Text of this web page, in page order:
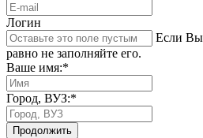
Логин
Если Вы
равно не заполняйте его.
Ваше имя:*
Город, ВУЗ:*
Продолжить